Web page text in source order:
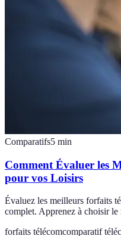
Comparatifs5 min
Comment Évaluer les
pour vos Loisirs
Évaluez les meilleurs forfaits
complet. Apprenez à choisir le
forfaits télécomcomparatif